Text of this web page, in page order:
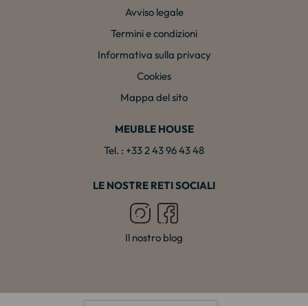
Avviso legale
Termini e condizioni
Informativa sulla privacy
Cookies
Mappa del sito
MEUBLE HOUSE
Tel. : +33 2 43 96 43 48
LE NOSTRE RETI SOCIALI
Il nostro blog